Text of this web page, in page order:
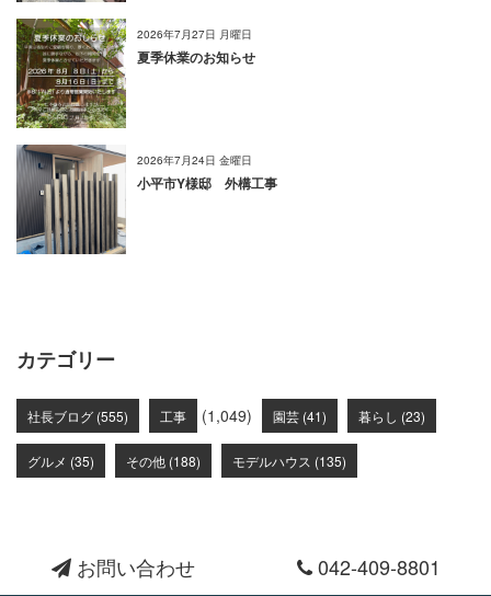
2026年7月27日 月曜日
夏季休業のお知らせ
2026年7月24日 金曜日
小平市Y様邸 外構工事
カテゴリー
社長ブログ (555) 工事 (1,049) 園芸 (41) 暮らし (23)
グルメ (35) その他 (188) モデルハウス (135)
お問い合わせ 042-409-8801